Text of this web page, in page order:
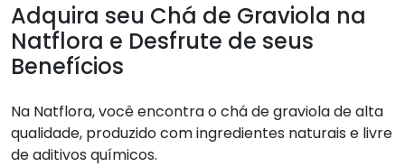
Adquira seu Chá de Graviola na
Natflora e Desfrute de seus
Benefícios
Na Natflora, você encontra o chá de graviola de alta
qualidade, produzido com ingredientes naturais e livre
de aditivos químicos.